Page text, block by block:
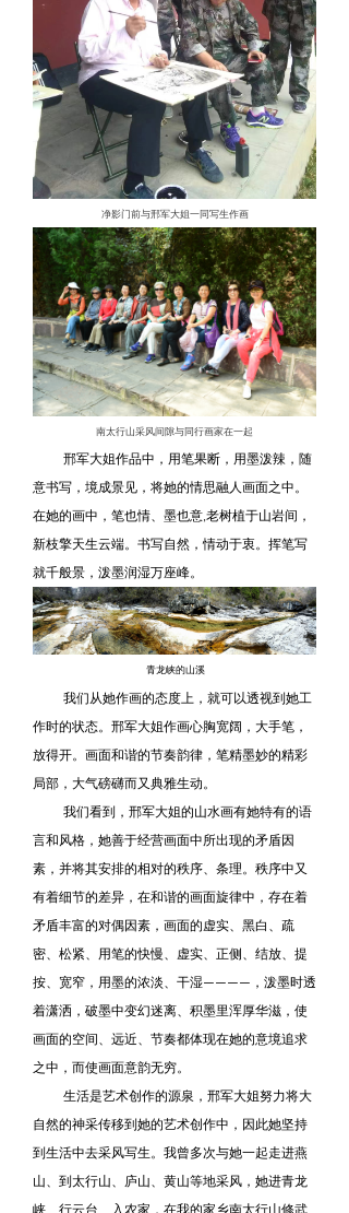
净影门前与邢军大姐一同写生作画
南太行山采风间隙与同行画家在一起
邢军大姐作品中，用笔果断，用墨泼辣，随
意书写，境成景见，将她的情思融人画面之中。
在她的画中，笔也情、墨也意,老树植于山岩间，
新枝擎天生云端。书写自然，情动于衷。挥笔写
就千般景，泼墨润湿万座峰。
青龙峡的山溪
我们从她作画的态度上，就可以透视到她工
作时的状态。邢军大姐作画心胸宽阔，大手笔，
放得开。画面和谐的节奏韵律，笔精墨妙的精彩
局部，大气磅礴而又典雅生动。
我们看到，邢军大姐的山水画有她特有的语
言和风格，她善于经营画面中所出现的矛盾因
素，并将其安排的相对的秩序、条理。秩序中又
有着细节的差异，在和谐的画面旋律中，存在着
矛盾丰富的对偶因素，画面的虚实、黑白、疏
密、松紧、用笔的快慢、虚实、正侧、结放、提
按、宽窄，用墨的浓淡、干湿————，泼墨时透
着潇洒，破墨中变幻迷离、积墨里浑厚华滋，使
画面的空间、远近、节奏都体现在她的意境追求
之中，而使画面意韵无穷。
生活是艺术创作的源泉，邢军大姐努力将大
自然的神采传移到她的艺术创作中，因此她坚持
到生活中去采风写生。我曾多次与她一起走进燕
山、到太行山、庐山、黄山等地采风，她进青龙